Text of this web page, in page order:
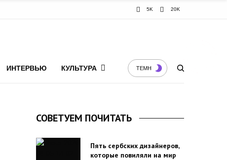
5K 20K
ИНТЕРВЬЮ КУЛЬТУРА ТЕМН
СОВЕТУЕМ ПОЧИТАТЬ
Пять сербских дизайнеров,
которые повиляли на мир